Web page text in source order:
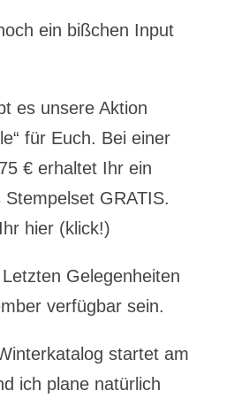
ein bißchen Input
es unsere Aktion
für Euch. Bei einer
€ erhaltet Ihr ein
GRATIS.
hier (klick!)
Gelegenheiten
verfügbar sein.
startet am
ich plane natürlich